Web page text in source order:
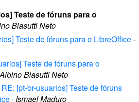
Teste de fóruns para o
Biasutti Neto
Teste de fóruns para o LibreOffice ·
Teste de fóruns para o
Albino Biasutti Neto
[pt-br-usuarios] Teste de fóruns
· Ismael Maduro